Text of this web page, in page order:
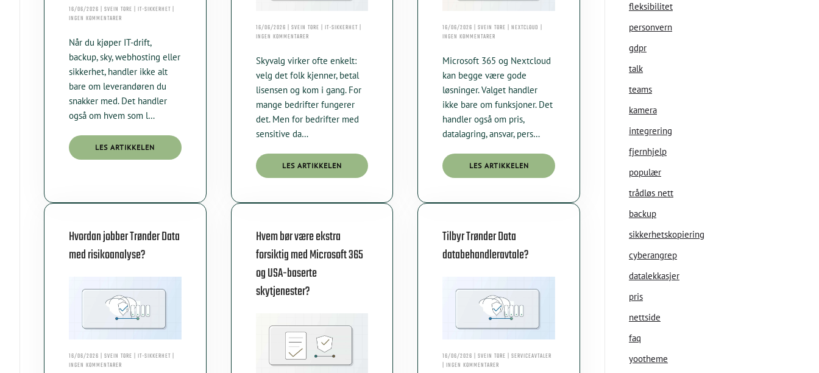
16/06/2026 | SVEIN TORE | IT-SIKKERHET |
INGEN KOMMENTARER
BRUKER
TRØNDER
DATA?
Når du kjøper IT-drift,
backup, sky, webhosting eller
sikkerhet, handler ikke alt
bare om leverandøren du
snakker med. Det handler
også om hvem som l…
LES ARTIKKELEN
16/06/2026 | SVEIN TORE | IT-SIKKERHET |
INGEN KOMMENTARERTIL
GDPR
OG
NORSKE
BEDRIFTER:
HVORFOR
SKYVALG
BETYR
Skyvalg virker ofte enkelt:
velg det folk kjenner, betal
lisensen og kom i gang. For
mange bedrifter fungerer
det. Men for bedrifter med
sensitive da…
LES ARTIKKELEN
16/06/2026 | SVEIN TORE | NEXTCLOUD |
INGEN KOMMENTARER
MICROSOFT
365,
OG
NÅR
BØR
DERE
VELGE
NEXTCLOUD?
Microsoft 365 og Nextcloud
kan begge være gode
løsninger. Valget handler
ikke bare om funksjoner. Det
handler også om pris,
datalagring, ansvar, pers…
LES ARTIKKELEN
Hvordan jobber Trønder Data
med risikoanalyse?
16/06/2026 | SVEIN TORE | IT-SIKKERHET |
INGEN KOMMENTARER
Hvem bør være ekstra
forsiktig med Microsoft 365
og USA-baserte
skytjenester?
Tilbyr Trønder Data
databehandleravtale?
16/06/2026 | SVEIN TORE | SERVICEAVTALER
| INGEN KOMMENTARER
fleksibilitet
personvern
gdpr
talk
teams
kamera
integrering
fjernhjelp
populær
trådløs nett
backup
sikkerhetskopiering
cyberangrep
datalekkasjer
pris
nettside
faq
yootheme